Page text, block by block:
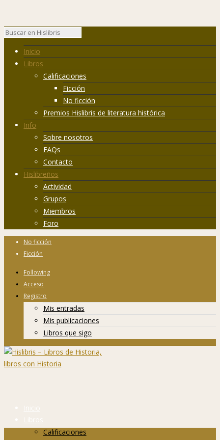
Inicio
Libros
Calificaciones
Ficción
No ficción
Premios Hislibris de literatura histórica
Info
Sobre nosotros
FAQs
Contacto
Hislibreños
Actividad
Grupos
Miembros
Foro
No ficción
Ficción
Following
Acceso
Registro
Mis entradas
Mis publicaciones
Libros que sigo
Inicio
Libros
Calificaciones